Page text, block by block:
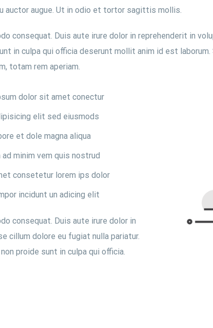
auctor augue. Ut in odio et tortor sagittis mollis.
consequat. Duis aute irure dolor in reprehenderit in
in culpa qui officia deserunt mollit anim id est
totam rem aperiam.
dolor sit amet conectur
elit sed eiusmods
et dole magna aliqua
ad minim vem quis nostrud
consetetur lorem ips dolor
incidunt un adicing elit
consequat. Duis aute irure dolor in
cillum dolore eu fugiat nulla pariatur.
proide sunt in culpa qui officia.